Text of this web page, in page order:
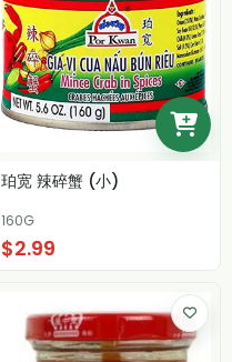
珀宽 辣碎蟹 (小)
160G
$2.99